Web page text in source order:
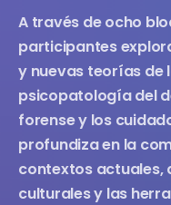
A través de ocho
participantes
y nuevas teorías
psicopatología del
forense y los
profundiza en la
contextos actuales,
culturales y las